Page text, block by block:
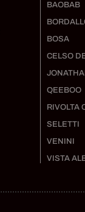
BAOBAB
BOSA
CELSO
QEEBOO
RIVOLTA
SELETTI
VENINI
VISTA